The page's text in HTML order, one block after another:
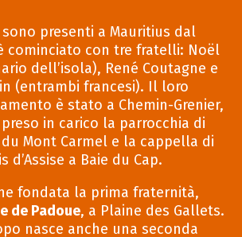
sono presenti a Mauritius dal
cominciato con tre fratelli: Noël
dell’isola), René Coutagne e
(entrambi francesi). Il loro
è stato a Chemin-Grenier,
in carico la parrocchia di
Mont Carmel e la cappella di
d’Assise a Baie du Cap.
fondata la prima fraternità,
de Padoue, a Plaine des Gallets.
nasce anche una seconda